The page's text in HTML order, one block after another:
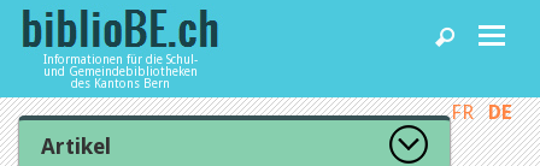
Informationen für die Schul-
und Gemeindebibliotheken
des Kantons Bern
Home
FR DE
Artikel